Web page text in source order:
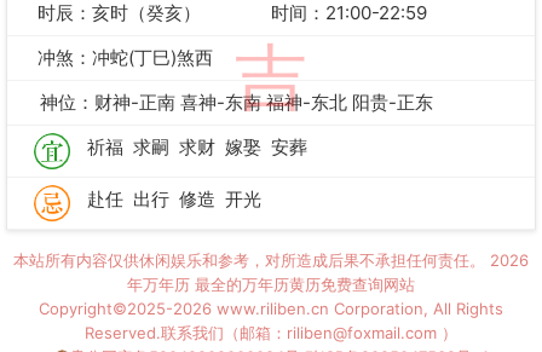
吉
时辰：亥时（癸亥）
时间：21:00-22:59
冲煞：冲蛇(丁巳)煞西
神位：财神-正南 喜神-东南 福神-东北 阳贵-正东
祈福 求嗣 求财 嫁娶 安葬
赴任 出行 修造 开光
本站所有内容仅供休闲娱乐和参考，对所造成后果不承担任何责任。 2026
年万年历 最全的万年历黄历免费查询网站
Copyright©2025-2026 www.riliben.cn Corporation, All Rights
Reserved.联系我们（邮箱：riliben@foxmail.com ）